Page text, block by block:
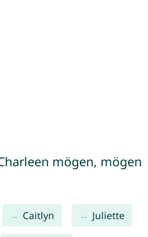
mögen, mögen
Caitlyn Juliette